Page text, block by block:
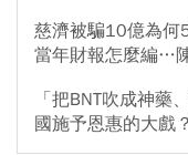
慈濟被騙10億為何
當年財報怎麼編…
「把BNT吹成神藥
國施予恩惠的大戲